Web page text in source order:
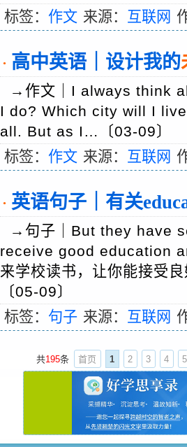
标签： 作文 来源： 互联网
· 高中英语｜设计我的
→作文｜I always think
I do? Which city will I
all. But as I…〔03-09〕
标签： 作文 来源： 互联网
· 英语句子｜有关
→句子｜But they have
receive good education
来学校读书，让你能接受
〔05-09〕
标签： 句子 来源： 互联网
共195条 首页 1 2 3 4 5